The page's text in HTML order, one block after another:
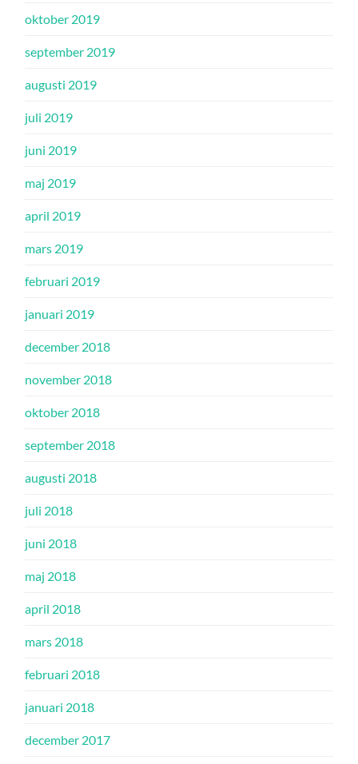
oktober 2019
september 2019
augusti 2019
juli 2019
juni 2019
maj 2019
april 2019
mars 2019
februari 2019
januari 2019
december 2018
november 2018
oktober 2018
september 2018
augusti 2018
juli 2018
juni 2018
maj 2018
april 2018
mars 2018
februari 2018
januari 2018
december 2017